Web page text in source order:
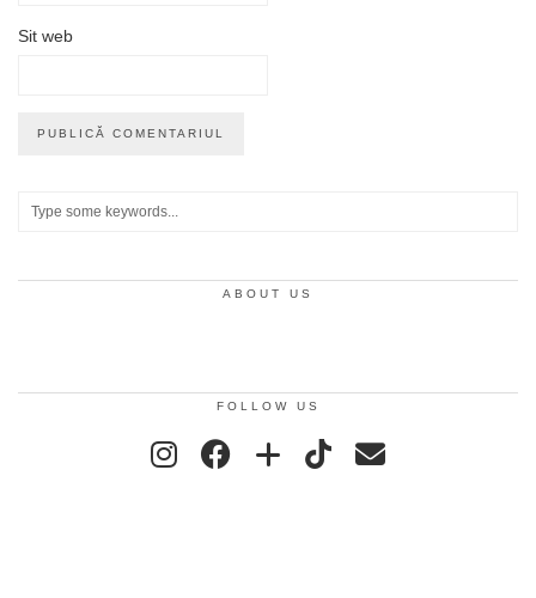
Sit web
ABOUT US
FOLLOW US